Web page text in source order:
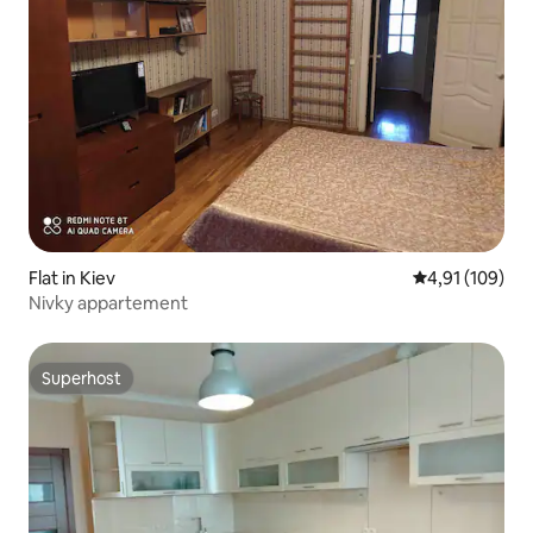
Flat in Kiev Gemiddelde
4,91 (109)
Nivky appartement
Superhost
Superhost